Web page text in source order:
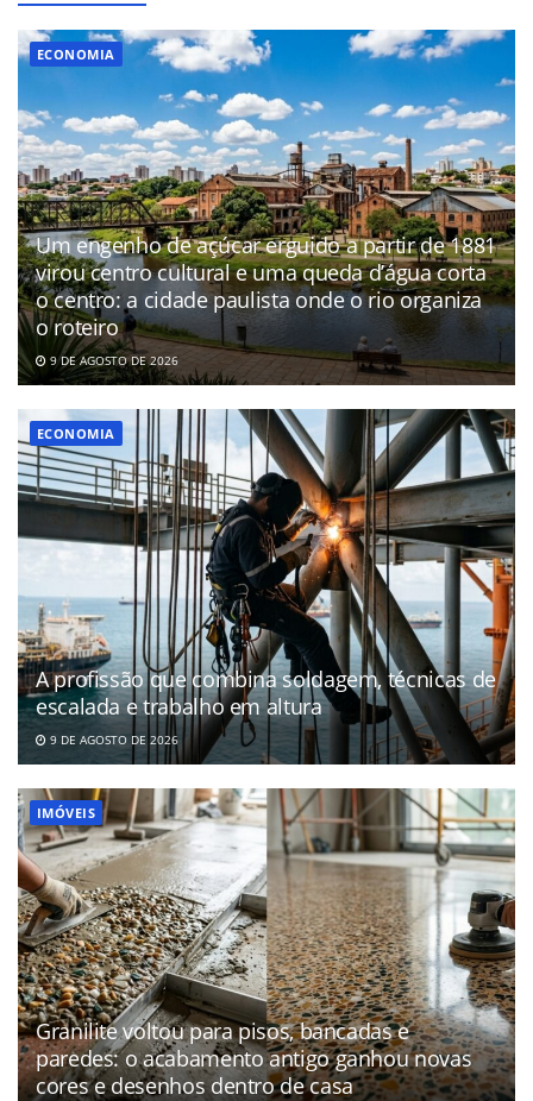
ECONOMIA
Um engenho de açúcar erguido a partir de 1881
virou centro cultural e uma queda d’água corta
o centro: a cidade paulista onde o rio organiza
o roteiro
9 DE AGOSTO DE 2026
ECONOMIA
A profissão que combina soldagem, técnicas de
escalada e trabalho em altura
9 DE AGOSTO DE 2026
IMÓVEIS
Granilite voltou para pisos, bancadas e
paredes: o acabamento antigo ganhou novas
cores e desenhos dentro de casa